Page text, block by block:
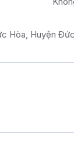
Hòa, Huyện